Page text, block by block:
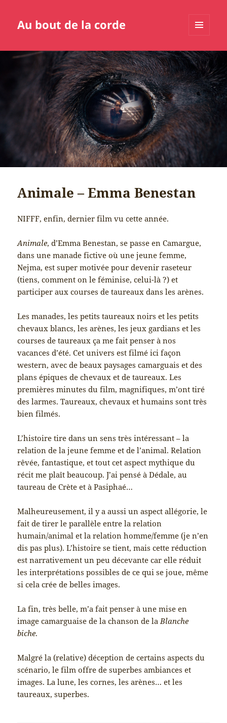
Au bout de la corde
WIDGETS
Animale – Emma Benestan
NIFFF, enfin, dernier film vu cette année.
Animale, d’Emma Benestan, se passe en Camargue,
dans une manade fictive où une jeune femme,
Nejma, est super motivée pour devenir raseteur
(tiens, comment on le féminise, celui-là ?) et
participer aux courses de taureaux dans les arènes.
Les manades, les petits taureaux noirs et les petits
chevaux blancs, les arènes, les jeux gardians et les
courses de taureaux ça me fait penser à nos
vacances d’été. Cet univers est filmé ici façon
western, avec de beaux paysages camarguais et des
plans épiques de chevaux et de taureaux. Les
premières minutes du film, magnifiques, m’ont tiré
des larmes. Taureaux, chevaux et humains sont très
bien filmés.
L’histoire tire dans un sens très intéressant – la
relation de la jeune femme et de l’animal. Relation
rêvée, fantastique, et tout cet aspect mythique du
récit me plaît beaucoup. J’ai pensé à Dédale, au
taureau de Crète et à Pasiphaé…
Malheureusement, il y a aussi un aspect allégorie, le
fait de tirer le parallèle entre la relation
humain/animal et la relation homme/femme (je n’en
dis pas plus). L’histoire se tient, mais cette réduction
est narrativement un peu décevante car elle réduit
les interprétations possibles de ce qui se joue, même
si cela crée de belles images.
La fin, très belle, m’a fait penser à une mise en
image camarguaise de la chanson de la Blanche
biche.
Malgré la (relative) déception de certains aspects du
scénario, le film offre de superbes ambiances et
images. La lune, les cornes, les arènes… et les
taureaux, superbes.